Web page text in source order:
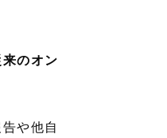
のオン
や他自